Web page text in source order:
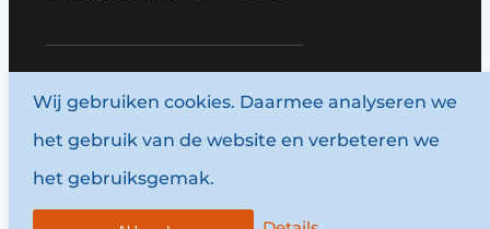
www.louwersmediagroep.com
© 1987 - 2026 Louwersmediagroep.
Algemene voorwaarden
Wij gebruiken cookies. Daarmee analyseren we
het gebruik van de website en verbeteren we
het gebruiksgemak.